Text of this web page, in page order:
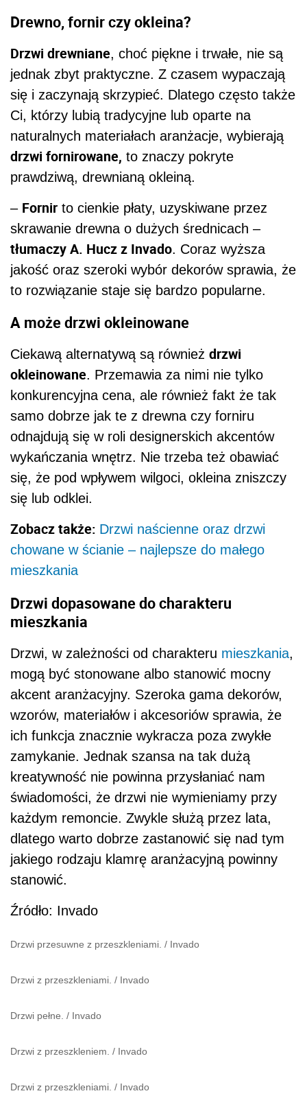
Drewno, fornir czy okleina?
Drzwi drewniane, choć piękne i trwałe, nie są
jednak zbyt praktyczne. Z czasem wypaczają
się i zaczynają skrzypieć. Dlatego często także
Ci, którzy lubią tradycyjne lub oparte na
naturalnych materiałach aranżacje, wybierają
drzwi fornirowane, to znaczy pokryte
prawdziwą, drewnianą okleiną.
– Fornir to cienkie płaty, uzyskiwane przez
skrawanie drewna o dużych średnicach –
tłumaczy A. Hucz z Invado. Coraz wyższa
jakość oraz szeroki wybór dekorów sprawia, że
to rozwiązanie staje się bardzo popularne.
A może drzwi okleinowane
Ciekawą alternatywą są również drzwi
okleinowane. Przemawia za nimi nie tylko
konkurencyjna cena, ale również fakt że tak
samo dobrze jak te z drewna czy forniru
odnajdują się w roli designerskich akcentów
wykańczania wnętrz. Nie trzeba też obawiać
się, że pod wpływem wilgoci, okleina zniszczy
się lub odklei.
Zobacz także: Drzwi naścienne oraz drzwi
chowane w ścianie – najlepsze do małego
mieszkania
Drzwi dopasowane do charakteru
mieszkania
Drzwi, w zależności od charakteru mieszkania,
mogą być stonowane albo stanowić mocny
akcent aranżacyjny. Szeroka gama dekorów,
wzorów, materiałów i akcesoriów sprawia, że
ich funkcja znacznie wykracza poza zwykłe
zamykanie. Jednak szansa na tak dużą
kreatywność nie powinna przysłaniać nam
świadomości, że drzwi nie wymieniamy przy
każdym remoncie. Zwykle służą przez lata,
dlatego warto dobrze zastanowić się nad tym
jakiego rodzaju klamrę aranżacyjną powinny
stanowić.
Źródło: Invado
Drzwi przesuwne z przeszkleniami. / Invado
Drzwi z przeszkleniami. / Invado
Drzwi pełne. / Invado
Drzwi z przeszkleniem. / Invado
Drzwi z przeszkleniami. / Invado